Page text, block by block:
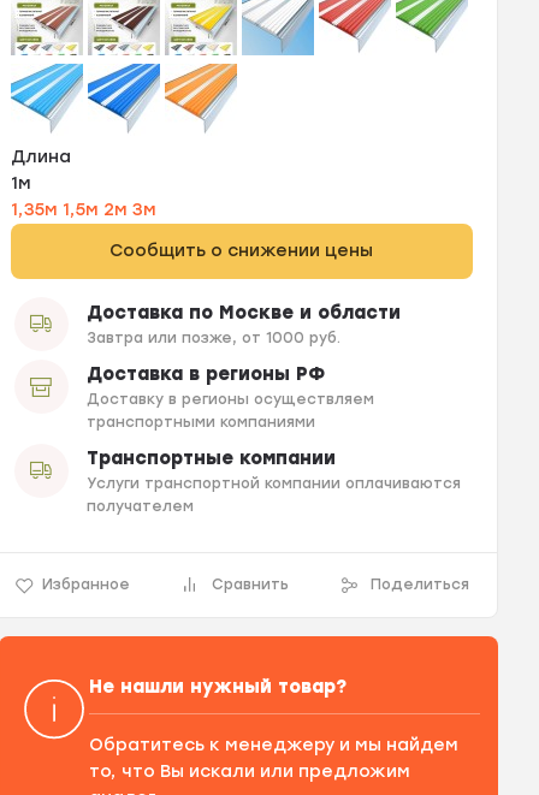
Длина
1м
1,35м 1,5м 2м3м
Сообщить о снижении цены
Доставка по Москве и области
Завтра или позже, от 1000 руб.
Доставка в регионы РФ
Доставку в регионы осуществляем
транспортными компаниями
Транспортные компании
Услуги транспортной компании оплачиваются
получателем
Избранное Сравнить Поделиться
Не нашли нужный товар?
Обратитесь к менеджеру и мы найдем
то, что Вы искали или предложим